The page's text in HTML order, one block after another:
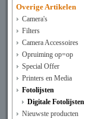
Overige Artikelen
Camera's
Filters
Camera Accessoires
Opruiming op=op
Special Offer
Printers en Media
Fotolijsten
Digitale Fotolijsten
Nieuwste producten